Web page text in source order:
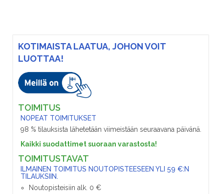
KOTIMAISTA LAATUA, JOHON VOIT
LUOTTAA!
TOIMITUS
NOPEAT TOIMITUKSET
98 % tilauksista lähetetään viimeistään seuraavana päivänä.
Kaikki suodattimet suoraan varastosta!
TOIMITUSTAVAT
ILMAINEN TOIMITUS NOUTOPISTEESEEN YLI 59 €:N
TILAUKSIIN.
Noutopisteisiin alk. 0 €